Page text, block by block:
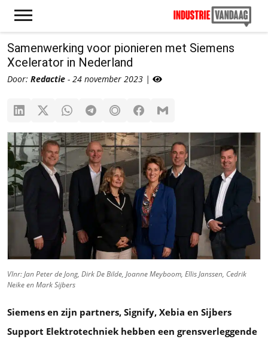
Samenwerking voor pionieren met Siemens
Xcelerator in Nederland
Door: Redactie - 24 november 2023 |
Vlnr: Jan Peter de Jong, Dirk De Bilde, Joanne Meyboom, Ellis Janssen, Cedrik
Neike en Mark Sijbers
Siemens en zijn partners, Signify, Xebia en Sijbers
Support Elektrotechniek hebben een grensverleggende